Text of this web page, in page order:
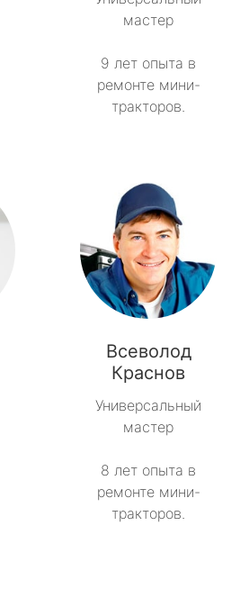
мастер
9 лет опыта в
ремонте мини-
тракторов.
Всеволод
Краснов
Универсальный
мастер
8 лет опыта в
ремонте мини-
тракторов.